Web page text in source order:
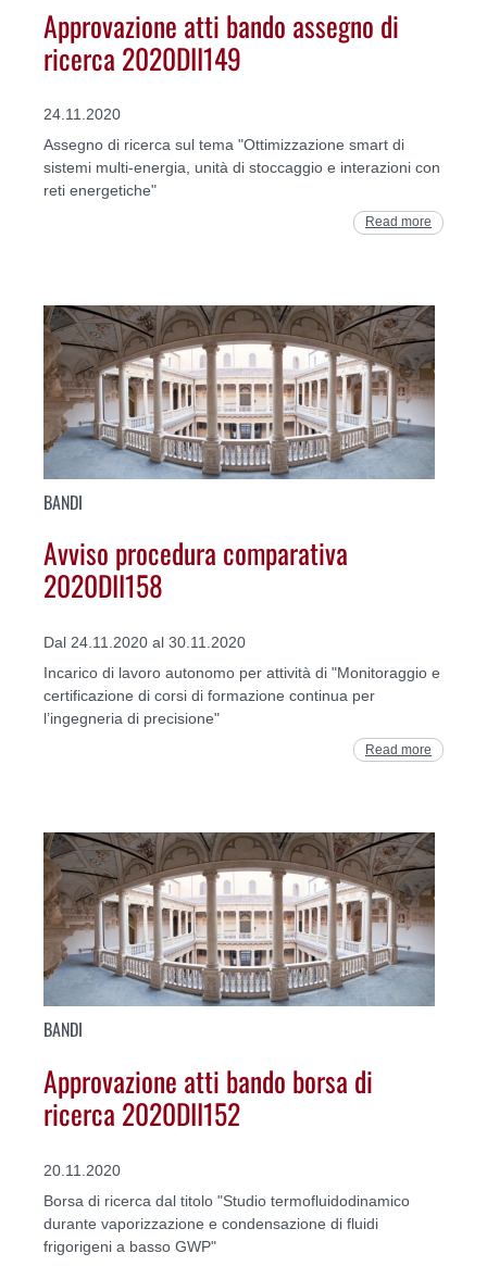
Approvazione atti bando assegno di
ricerca 2020DII149
24.11.2020
Assegno di ricerca sul tema "Ottimizzazione smart di
sistemi multi-energia, unità di stoccaggio e interazioni con
reti energetiche"
Read more
BANDI
Avviso procedura comparativa
2020DII158
Dal 24.11.2020 al 30.11.2020
Incarico di lavoro autonomo per attività di "Monitoraggio e
certificazione di corsi di formazione continua per
l’ingegneria di precisione"
Read more
BANDI
Approvazione atti bando borsa di
ricerca 2020DII152
20.11.2020
Borsa di ricerca dal titolo "Studio termofluidodinamico
durante vaporizzazione e condensazione di fluidi
frigorigeni a basso GWP"